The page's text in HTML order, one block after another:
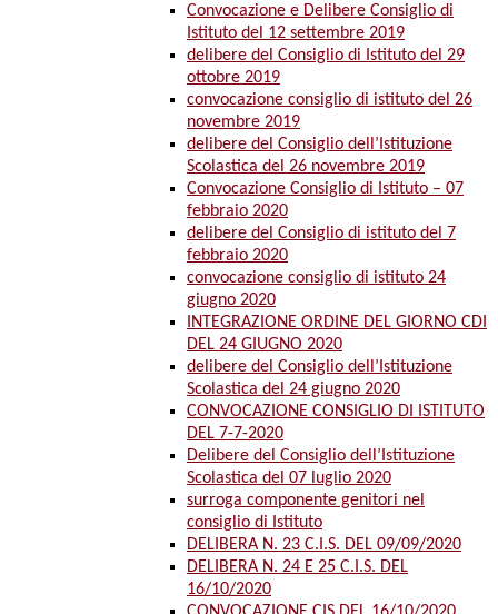
Convocazione e Delibere Consiglio di
Istituto del 12 settembre 2019
delibere del Consiglio di Istituto del 29
ottobre 2019
convocazione consiglio di istituto del 26
novembre 2019
delibere del Consiglio dell’Istituzione
Scolastica del 26 novembre 2019
Convocazione Consiglio di Istituto – 07
febbraio 2020
delibere del Consiglio di istituto del 7
febbraio 2020
convocazione consiglio di istituto 24
giugno 2020
INTEGRAZIONE ORDINE DEL GIORNO CDI
DEL 24 GIUGNO 2020
delibere del Consiglio dell’Istituzione
Scolastica del 24 giugno 2020
CONVOCAZIONE CONSIGLIO DI ISTITUTO
DEL 7-7-2020
Delibere del Consiglio dell’Istituzione
Scolastica del 07 luglio 2020
surroga componente genitori nel
consiglio di Istituto
DELIBERA N. 23 C.I.S. DEL 09/09/2020
DELIBERA N. 24 E 25 C.I.S. DEL
16/10/2020